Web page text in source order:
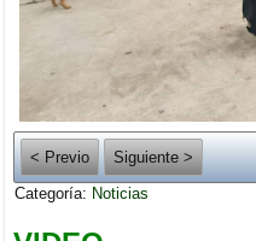
< Previo
Siguiente >
Categoría: Noticias